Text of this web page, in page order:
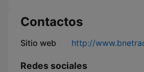
Contactos
Sitio web http://
Redes sociales